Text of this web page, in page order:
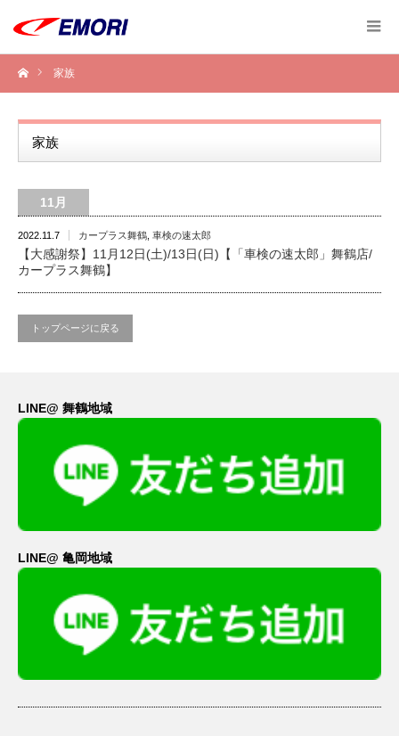
家族
家族
11月
2022.11.7 カープラス舞鶴 車検の速太郎
【大感謝祭】11月12日(土)/13日(日)【「車検の速太郎」舞鶴店/
カープラス舞鶴】
トップページに戻る
LINE@ 舞鶴地域
LINE@ 亀岡地域